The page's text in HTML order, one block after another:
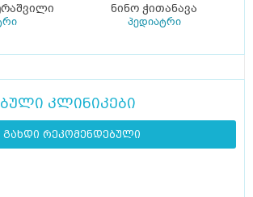
ნინო ჭითანავა
პედიატრი
კლინიკები
გახდი რეკომენდებული